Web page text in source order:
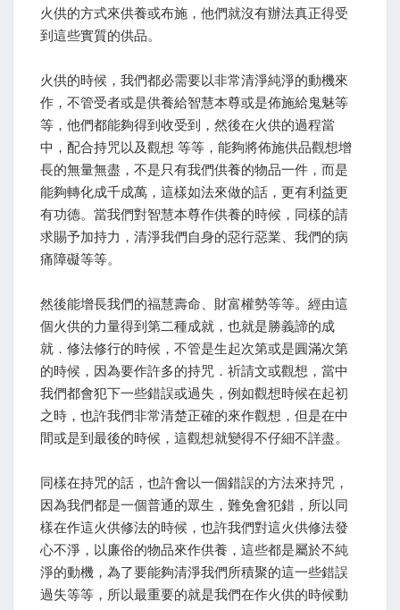
火供的方式來供養或布施，他們就沒有辦法真正得受
到這些實質的供品。
火供的時候，我們都必需要以非常清淨純淨的動機來
作，不管受者或是供養給智慧本尊或是佈施給鬼魅等
等，他們都能夠得到收受到，然後在火供的過程當
中，配合持咒以及觀想 等等，能夠將佈施供品觀想增
長的無量無盡，不是只有我們供養的物品一件，而是
能夠轉化成千成萬，這樣如法來做的話，更有利益更
有功德。當我們對智慧本尊作供養的時候，同樣的請
求賜予加持力，清淨我們自身的惡行惡業、我們的病
痛障礙等等。
然後能增長我們的福慧壽命、財富權勢等等。經由這
個火供的力量得到第二種成就，也就是勝義諦的成
就．修法修行的時候，不管是生起次第或是圓滿次第
的時候，因為要作許多的持咒．祈請文或觀想，當中
我們都會犯下一些錯誤或過失，例如觀想時候在起初
之時，也許我們非常清楚正確的來作觀想，但是在中
間或是到最後的時候，這觀想就變得不仔細不詳盡。
同樣在持咒的話，也許會以一個錯誤的方法來持咒，
因為我們都是一個普通的眾生，難免會犯錯，所以同
樣在作這火供修法的時候，也許我們對這火供修法發
心不淨，以廉俗的物品來作供養，這些都是屬於不純
淨的動機，為了要能夠清淨我們所積聚的這一些錯誤
過失等等，所以最重要的就是我們在作火供的時候動